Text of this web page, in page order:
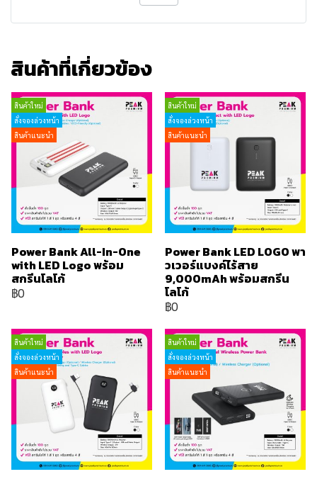
สินค้าที่เกี่ยวข้อง
สินค้าใหม่
สั่งจองล่วงหน้า
สินค้าแนะนำ
Power Bank All-In-One
with LED Logo พร้อม
สกรีนโลโก้
฿0
สินค้าใหม่
สั่งจองล่วงหน้า
สินค้าแนะนำ
Power Bank LED LOGO พา
วเวอร์แบงค์ไร้สาย
9,000mAh พร้อมสกรีน
โลโก้
฿0
สินค้าใหม่
สั่งจองล่วงหน้า
สินค้าแนะนำ
สินค้าใหม่
สั่งจองล่วงหน้า
สินค้าแนะนำ